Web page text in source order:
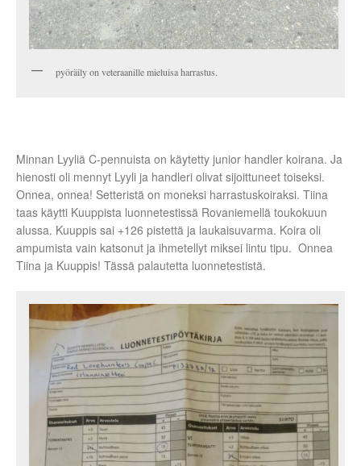
pyöräily on veteraanille mieluisa harrastus.
Minnan Lyyliä C-pennuista on käytetty junior handler koirana. Ja
hienosti oli mennyt Lyyli ja handleri olivat sijoittuneet toiseksi.
Onnea, onnea! Setteristä on moneksi harrastuskoiraksi. Tiina
taas käytti Kuuppista luonnetestissä Rovaniemellä toukokuun
alussa. Kuuppis sai +126 pistettä ja laukaisuvarma. Koira oli
ampumista vain katsonut ja ihmetellyt miksei lintu tipu. Onnea
Tiina ja Kuuppis! Tässä palautetta luonnetestistä.